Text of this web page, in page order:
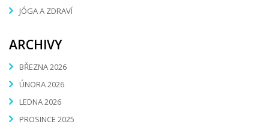
JÓGA A ZDRAVÍ
ARCHIVY
BŘEZNA 2026
ÚNORA 2026
LEDNA 2026
PROSINCE 2025